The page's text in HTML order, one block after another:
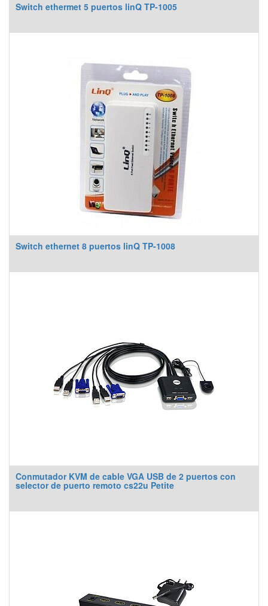
Switch ethermet 5 puertos linQ TP-1005
Switch ethernet 8 puertos linQ TP-1008
Conmutador KVM de cable VGA USB de 2 puertos con
selector de puerto remoto cs22u Petite